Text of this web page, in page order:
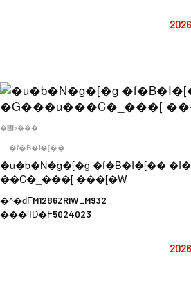
�݌ɂ���
�f�B�I�[��
�u�b�N�g�[�g �f�B�I�[��
��C�_���[ ���[�W
�^�ԁFM1286ZRIW_M932
���iID�F5024023